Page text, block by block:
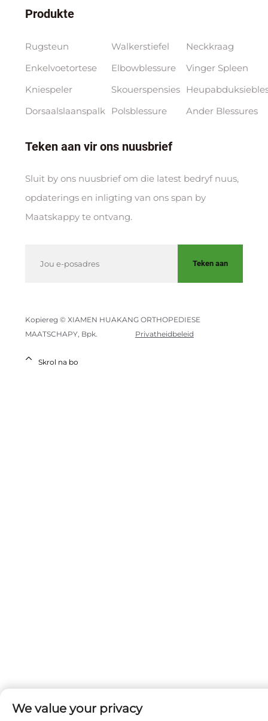
Produkte
Rugsteun
Enkelvoetortese
Kniespeler
Dorsaalslaanspalk
Walkerstiefel
Elbowblessure
Skouerspensies
Polsblessure
Neckkraag
Vinger Spleen
Ander Blessures
Teken aan vir ons nuusbrief
Sluit by ons nuusbrief om die latest bedryf nuus,
opdaterings en inligting van ons span by
Maatskappy te ontvang.
Teken aan
Kopiereg © XIAMEN HUAKANG ORTHOPEDIESE
MAATSCHAPY, Bpk.
Privatheidbeleid
Skrol na bo
We value your privacy